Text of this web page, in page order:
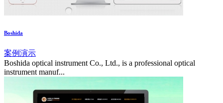
Boshida
案例演示
Boshida optical instrument Co., Ltd., is a professional optical
instrument manuf...